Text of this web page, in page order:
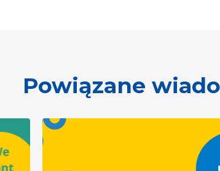
Powiązane